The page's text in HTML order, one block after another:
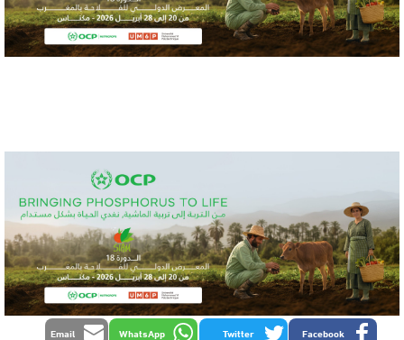
Facebook
Twitter
WhatsApp
Email